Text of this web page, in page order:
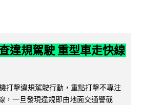
違規駕駛 重型車走快線
打擊違規駕駛行動，重點打擊不專注
，一旦發現違規即由地面交通警截